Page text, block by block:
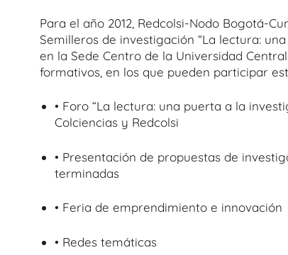
Para el año 2012, Redcolsi-Nodo Bogotá-
Semilleros de investigación “La lectura:
en la Sede Centro de la Universidad
formativos, en los que pueden participar
• Foro “La lectura: una puerta a la
Colciencias y Redcolsi
• Presentación de propuestas de
terminadas
• Feria de emprendimiento e innovación
• Redes temáticas